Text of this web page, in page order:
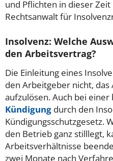
und Pflichten in dieser
Rechtsanwalt für
Insolvenz: Welche
den Arbeitsvertrag?
Die Einleitung eines
den Arbeitgeber nicht,
aufzulösen. Auch bei
Kündigung durch den
Kündigungsschutzgesetz.
den Betrieb ganz stilllegt,
Arbeitsverhältnisse
zwei Monate nach